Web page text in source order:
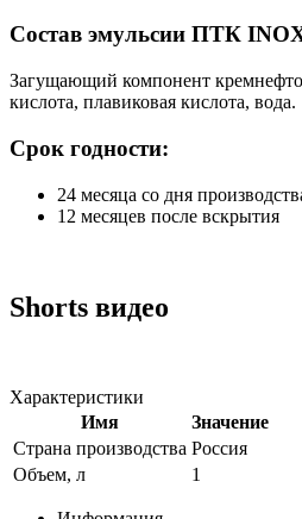
Состав эмульсии ПТК
Загущающий компонент
кислота, плавиковая кислота, вода.
Срок годности:
24 месяца со дня
12 месяцев после вскрытия
Shorts видео
Характеристики
Имя
Значение
Страна производства Россия
Объем, л
1